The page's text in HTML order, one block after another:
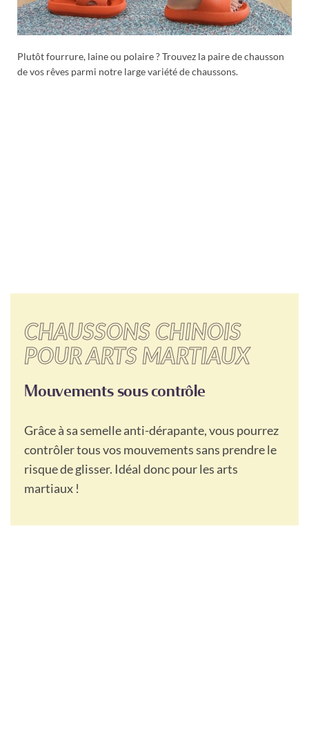
Plutôt fourrure, laine ou polaire ? Trouvez la paire de chausson
de vos rêves parmi notre large variété de chaussons.
CHAUSSONS CHINOIS
POUR ARTS MARTIAUX
Mouvements sous contrôle
Grâce à sa semelle anti-dérapante, vous pourrez
contrôler tous vos mouvements sans prendre le
risque de glisser. Idéal donc pour les arts
martiaux !